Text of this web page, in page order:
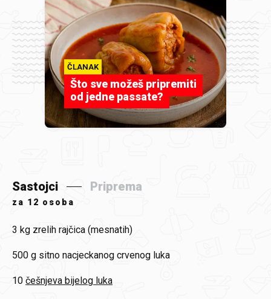
ČLANAK
Što sve možeš pripremiti
od jedne passate?
Sastojci Priprema
za 12 osoba
3 kg zrelih rajčica (mesnatih)
500 g sitno nacjeckanog crvenog luka
10 češnjeva bijelog luka